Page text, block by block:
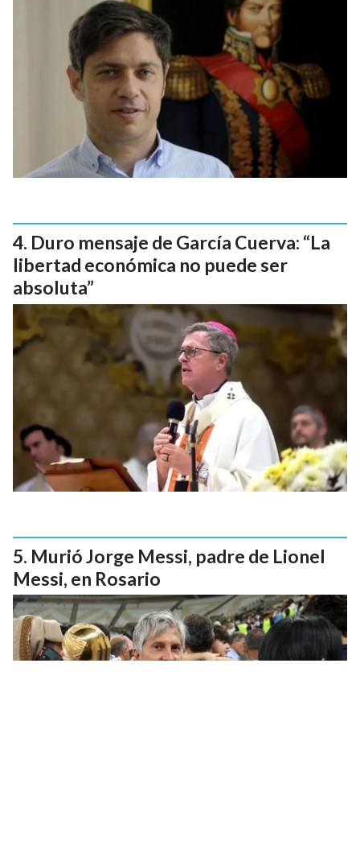
Duro mensaje de García Cuerva: “La
libertad económica no puede ser
absoluta”
Murió Jorge Messi, padre de Lionel
Messi, en Rosario